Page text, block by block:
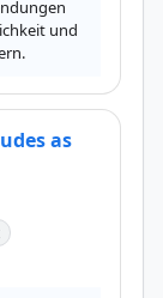
und
as